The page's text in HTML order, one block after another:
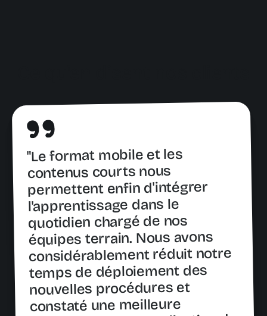
"Le format mobile et les
contenus courts nous
permettent enfin d'intégrer
l'apprentissage dans le
quotidien chargé de nos
équipes terrain. Nous avons
considérablement réduit notre
temps de déploiement des
nouvelles procédures et
constaté une meilleure